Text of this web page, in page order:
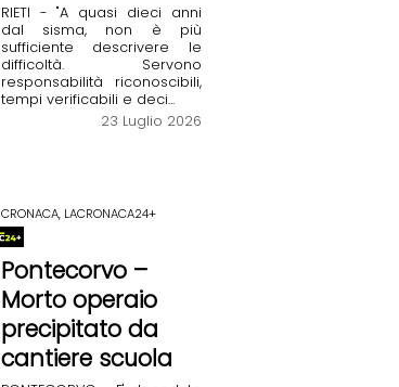
RIETI - "A quasi dieci anni
dal sisma, non è più
sufficiente descrivere le
difficoltà. Servono
responsabilità riconoscibili,
tempi verificabili e deci...
23 Luglio 2026
CRONACA, LACRONACA24+
Pontecorvo –
Morto operaio
precipitato da
cantiere scuola